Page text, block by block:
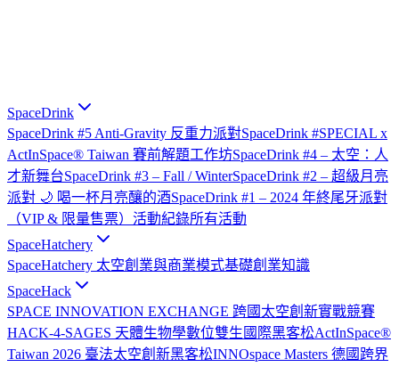
SpaceDrink
SpaceDrink #5 Anti-Gravity 反重力派對SpaceDrink #SPECIAL x
ActInSpace® Taiwan 賽前解題工作坊SpaceDrink #4 – 太空：人
才新舞台SpaceDrink #3 – Fall / WinterSpaceDrink #2 – 超級月亮
派對 🌙 喝一杯月亮釀的酒SpaceDrink #1 – 2024 年終尾牙派對
（VIP & 限量售票） 活動紀錄所有活動
SpaceHatchery
SpaceHatchery 太空創業與商業模式基礎創業知識
SpaceHack
SPACE INNOVATION EXCHANGE 跨國太空創新實戰競賽
HACK-4-SAGES 天體生物學數位雙生國際黑客松ActInSpace®
Taiwan 2026 臺法太空創新黑客松INNOspace Masters 德國跨界